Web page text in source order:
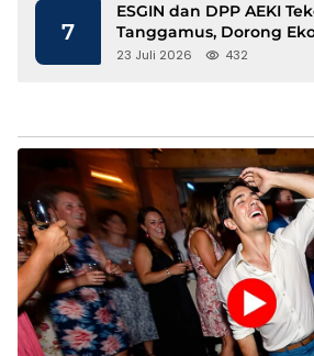
7
ESGIN dan DPP AEKI
Tanggamus, Dorong
Berbasis Kopi dan
23 Juli 2026 432